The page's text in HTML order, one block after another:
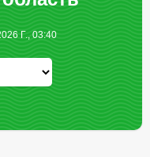
Г., 03:40